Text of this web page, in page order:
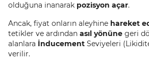
olduğuna inanarak pozisyon açar.
Ancak, fiyat onların aleyhine hareket
tetikler ve ardından asıl yönüne geri
alanlara İnducement Seviyeleri
verilir.